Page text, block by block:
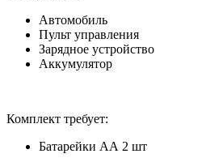
Автомобиль
Пульт управления
Зарядное устройство
Аккумулятор
Комплект требует:
Батарейки АА 2 шт